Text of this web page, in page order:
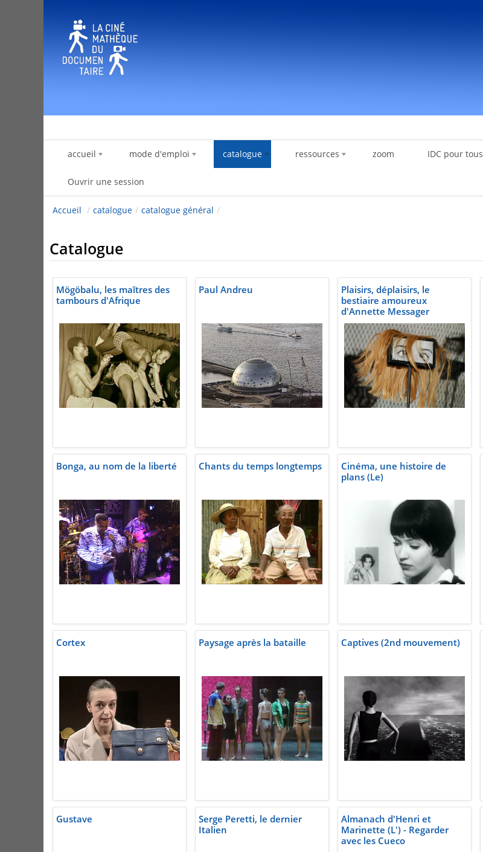
accueil mode d'emploi catalogue ressources zoom IDC pour tous
Ouvrir une session
Accueil / catalogue / catalogue général /
Catalogue
Mögöbalu, les maîtres des
tambours d'Afrique
Paul Andreu
Plaisirs, déplaisirs, le
bestiaire amoureux
d'Annette Messager
Bonga, au nom de la liberté Chants du temps longtemps
Cinéma, une histoire de
plans (Le)
Cortex Paysage après la bataille Captives (2nd mouvement)
Gustave
Serge Peretti, le dernier
Italien
Almanach d'Henri et
Marinette (L') - Regarder
avec les Cueco